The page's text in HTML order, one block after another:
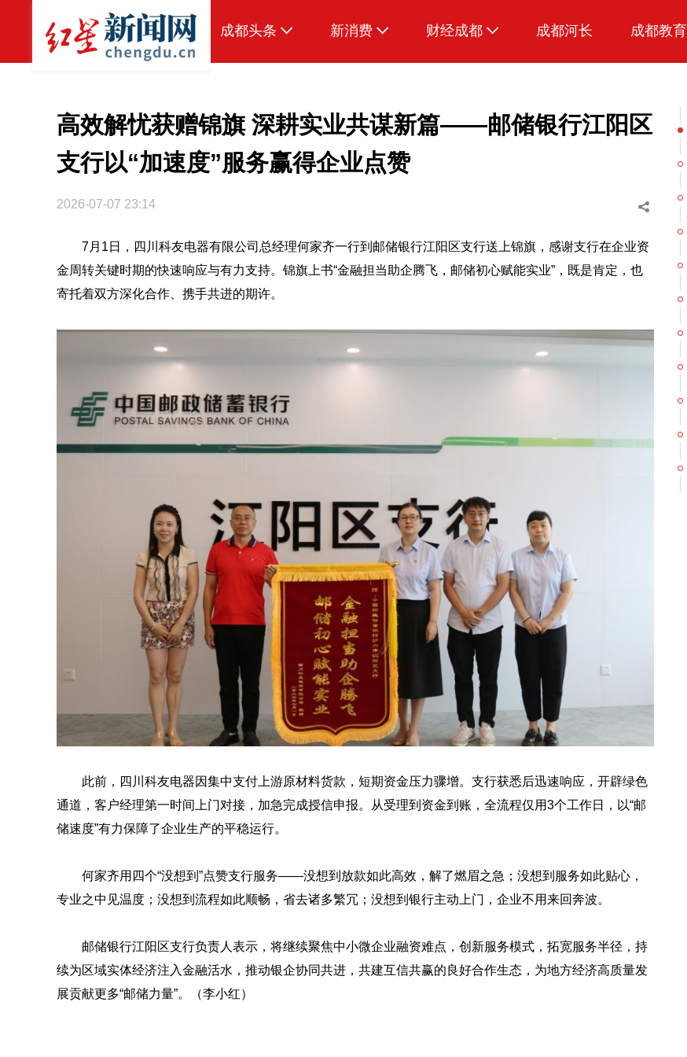
成都头条
本地
国内
传真机
公示
新消费 财经成都 成都河长 成都教育
高效解忧获赠锦旗 深耕实业共谋新篇——邮储银行江阳区
支行以“加速度”服务赢得企业点赞
2026-07-07 23:14
7月1日，四川科友电器有限公司总经理何家齐一行到邮储银行江阳区支行送上锦旗，感谢支行在企业资
金周转关键时期的快速响应与有力支持。锦旗上书“金融担当助企腾飞，邮储初心赋能实业”，既是肯定，也
寄托着双方深化合作、携手共进的期许。
此前，四川科友电器因集中支付上游原材料货款，短期资金压力骤增。支行获悉后迅速响应，开辟绿色
通道，客户经理第一时间上门对接，加急完成授信申报。从受理到资金到账，全流程仅用3个工作日，以“邮
储速度”有力保障了企业生产的平稳运行。
何家齐用四个“没想到”点赞支行服务——没想到放款如此高效，解了燃眉之急；没想到服务如此贴心，
专业之中见温度；没想到流程如此顺畅，省去诸多繁冗；没想到银行主动上门，企业不用来回奔波。
邮储银行江阳区支行负责人表示，将继续聚焦中小微企业融资难点，创新服务模式，拓宽服务半径，持
续为区域实体经济注入金融活水，推动银企协同共进，共建互信共赢的良好合作生态，为地方经济高质量发
展贡献更多“邮储力量”。（李小红）